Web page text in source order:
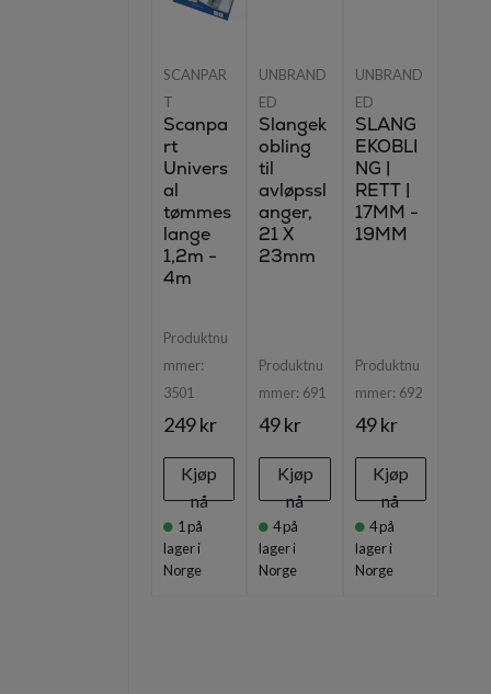
SCANPAR
T
Scanpa
rt
Univers
al
tømmes
lange
1,2m -
4m
Produktnu
mmer:
3501
249 kr
Kjøp
nå
1 på
lager i
Norge
UNBRAND
ED
Slangek
obling
til
avløpssl
anger,
21 X
23mm
Produktnu
mmer: 691
49 kr
Kjøp
nå
4på
lager i
Norge
UNBRAND
ED
SLANG
EKOBLI
NG |
RETT |
17MM -
19MM
Produktnu
mmer: 692
49 kr
Kjøp
nå
4 på
lager i
Norge